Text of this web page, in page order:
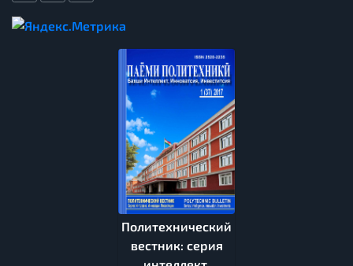
Политехнический
вестник: серия